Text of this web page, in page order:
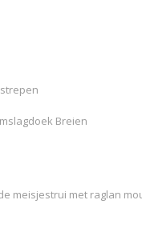
Breien
meisjestrui met raglan